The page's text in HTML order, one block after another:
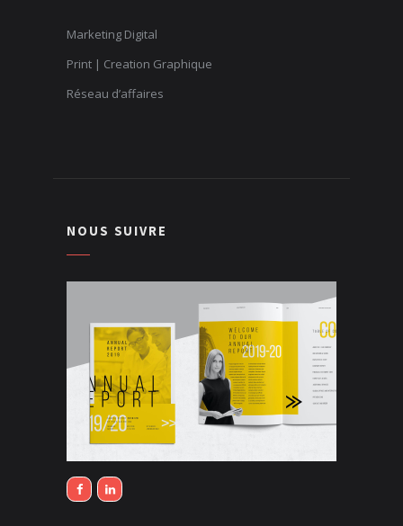
Marketing Digital
Print | Creation Graphique
Réseau d’affaires
NOUS SUIVRE